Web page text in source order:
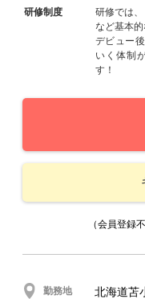
研修制度
研修では、
など基本的
デビュー
いく体制
す！
（会員登録
勤務地 北海道苫